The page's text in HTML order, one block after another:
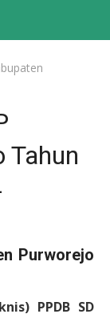
Tahun
Purworejo
PPDB SD